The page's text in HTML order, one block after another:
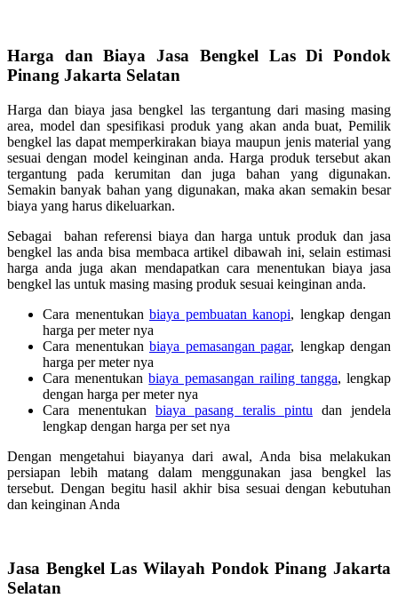
Harga dan Biaya Jasa Bengkel Las Di Pondok
Pinang Jakarta Selatan
Harga dan biaya jasa bengkel las tergantung dari masing masing
area, model dan spesifikasi produk yang akan anda buat, Pemilik
bengkel las dapat memperkirakan biaya maupun jenis material yang
sesuai dengan model keinginan anda. Harga produk tersebut akan
tergantung pada kerumitan dan juga bahan yang digunakan.
Semakin banyak bahan yang digunakan, maka akan semakin besar
biaya yang harus dikeluarkan.
Sebagai bahan referensi biaya dan harga untuk produk dan jasa
bengkel las anda bisa membaca artikel dibawah ini, selain estimasi
harga anda juga akan mendapatkan cara menentukan biaya jasa
bengkel las untuk masing masing produk sesuai keinginan anda.
Cara menentukan biaya pembuatan kanopi, lengkap dengan
harga per meter nya
Cara menentukan biaya pemasangan pagar, lengkap dengan
harga per meter nya
Cara menentukanbiaya pemasangan railing tangga, lengkap
dengan harga per meter nya
Cara menentukan biaya pasang teralis pintu dan jendela
lengkap dengan harga per set nya
Dengan mengetahui biayanya dari awal, Anda bisa melakukan
persiapan lebih matang dalam menggunakan jasa bengkel las
tersebut. Dengan begitu hasil akhir bisa sesuai dengan kebutuhan
dan keinginan Anda
Jasa Bengkel Las Wilayah Pondok Pinang Jakarta
Selatan